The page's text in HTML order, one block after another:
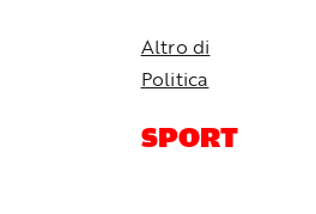
Altro di
Politica
SPORT